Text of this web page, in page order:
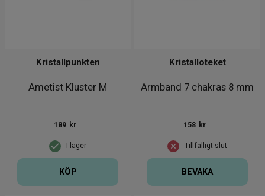
Ametist Kluster M
Kristallpunkten
I lager
189 kr
KÖP
Armband 7 chakras 8 mm
Kristalloteket
Tillfälligt slut
158 kr
BEVAKA